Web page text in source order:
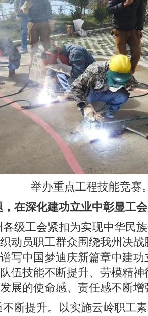
举办重点工程技能竞赛
，在深化建功立业中彰显工
级工会紧扣为实现中华民
动员职工群众围绕我州决
写中国梦迪庆新篇章中建
伍技能不断提升、劳模精
展的使命感、责任感不断增
断提升。 以实施云岭职工